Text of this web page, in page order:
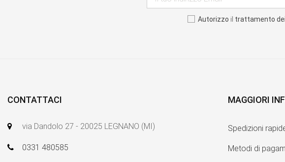
Autorizzo il trattamento dei
CONTATTACI
via Dandolo 27 - 20025 LEGNANO (MI)
0331 480585
MAGGIORI
Spedizioni
Metodi di